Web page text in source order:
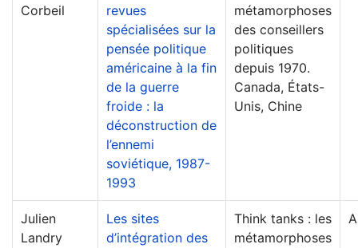
Corbeil
revues
spécialisées sur la
pensée politique
américaine à la fin
de la guerre
froide : la
déconstruction de
l’ennemi
soviétique, 1987-
1993
métamorphoses
des conseillers
politiques
depuis 1970.
Canada, États-
Unis, Chine
Julien
Landry
Les sites
d’intégration des
Think tanks : les
métamorphoses